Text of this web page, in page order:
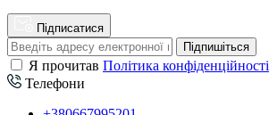
Підписатися
Підпишіться
Я прочитав Політика конфіденційності
Телефони